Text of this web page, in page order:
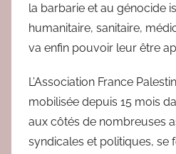
la barbarie et au génocide
humanitaire, sanitaire,
va enfin pouvoir leur être
L’Association France
mobilisée depuis 15 mois
aux côtés de nombreuses
syndicales et politiques, se